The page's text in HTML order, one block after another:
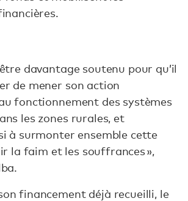
davantage soutenu pour qu’il
de mener son action
fonctionnement des systèmes
les zones rurales, et
à surmonter ensemble cette
la faim et les souffrances »,
financement déjà recueilli, le